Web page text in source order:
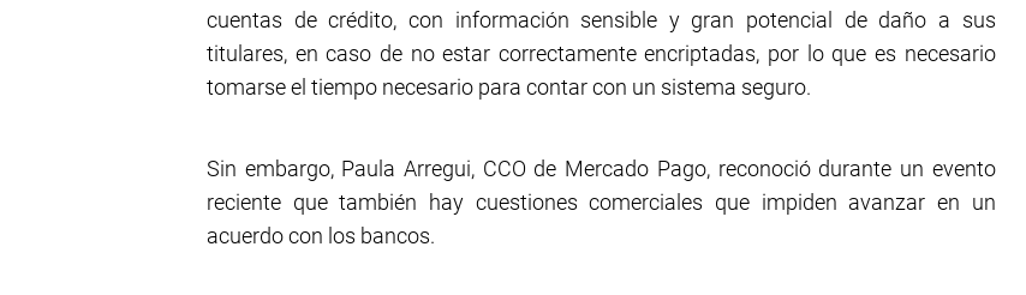
cuentas de crédito, con información sensible y gran potencial de daño a sus
titulares, en caso de no estar correctamente encriptadas, por lo que es necesario
tomarse el tiempo necesario para contar con un sistema seguro.
Sin embargo, Paula Arregui, CCO de Mercado Pago, reconoció durante un evento
reciente que también hay cuestiones comerciales que impiden avanzar en un
acuerdo con los bancos.